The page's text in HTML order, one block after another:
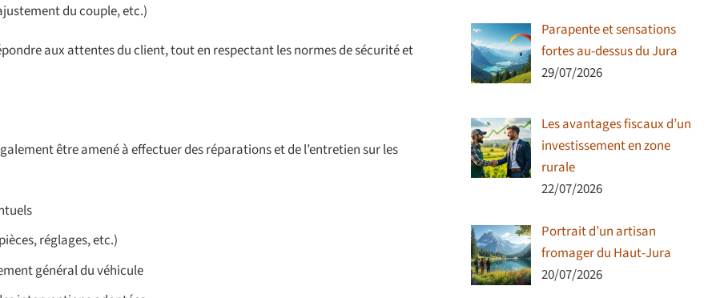
du couple, etc.)
aux attentes du client, tout en respectant les normes de sécurité et
être amené à effectuer des réparations et de l’entretien sur les
réglages, etc.)
général du véhicule
Parapente et sensations
fortes au-dessus du Jura
29/07/2026
Les avantages fiscaux d’un
investissement en zone
rurale
22/07/2026
Portrait d’un artisan
fromager du Haut-Jura
20/07/2026